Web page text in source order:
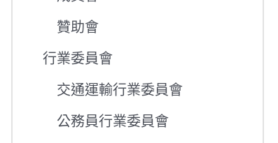
贊助會
行業委員會
交通運輸行業委員會
公務員行業委員會